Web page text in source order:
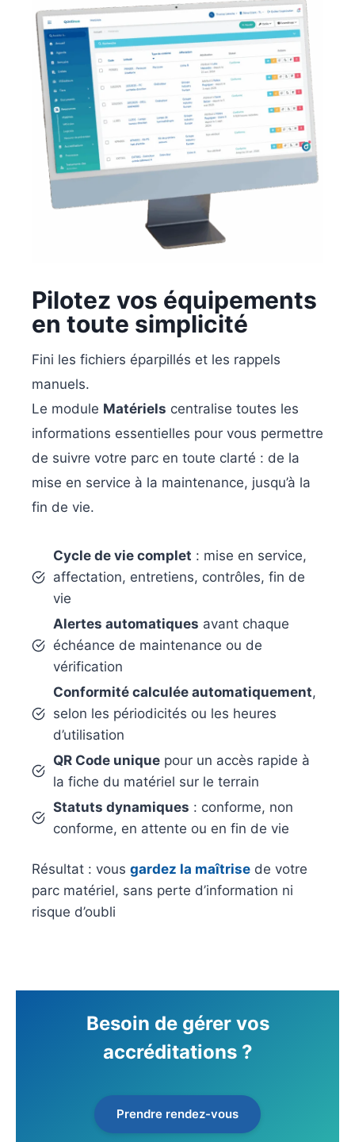
Pilotez vos équipements
en toute simplicité
Fini les fichiers éparpillés et les rappels
manuels.
Le module Matériels centralise toutes les
informations essentielles pour vous permettre
de suivre votre parc en toute clarté : de la
mise en service à la maintenance, jusqu’à la
fin de vie.
Cycle de vie complet : mise en service,
affectation, entretiens, contrôles, fin de
vie
Alertes automatiques avant chaque
échéance de maintenance ou de
vérification
Conformité calculée automatiquement,
selon les périodicités ou les heures
d’utilisation
QR Code unique pour un accès rapide à
la fiche du matériel sur le terrain
Statuts dynamiques : conforme, non
conforme, en attente ou en fin de vie
Résultat : vous gardez la maîtrise de votre
parc matériel, sans perte d’information ni
risque d’oubli
Besoin de gérer vos
accréditations ?
Prendre rendez-vous